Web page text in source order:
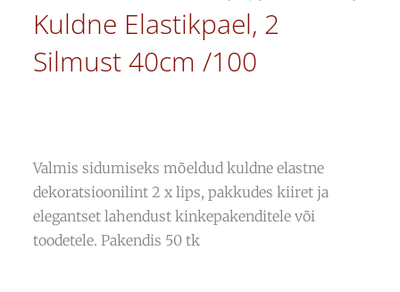
Kuldne Elastikpael, 2
Silmust 40cm /100
Valmis sidumiseks mõeldud kuldne elastne
dekoratsioonilint 2 x lips, pakkudes kiiret ja
elegantset lahendust kinkepakenditele või
toodetele. Pakendis 50 tk